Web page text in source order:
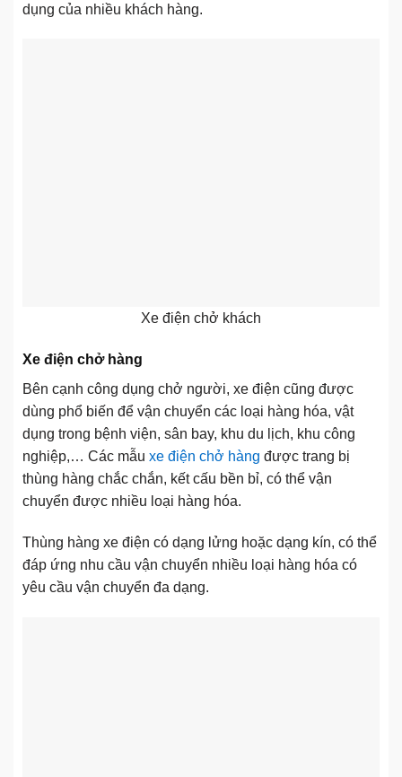
dụng của nhiều khách hàng.
Xe điện chở khách
Xe điện chở hàng
Bên cạnh công dụng chở người, xe điện cũng được
dùng phổ biến để vận chuyển các loại hàng hóa, vật
dụng trong bệnh viện, sân bay, khu du lịch, khu công
nghiệp,… Các mẫu xe điện chở hàng được trang bị
thùng hàng chắc chắn, kết cấu bền bỉ, có thể vận
chuyển được nhiều loại hàng hóa.
Thùng hàng xe điện có dạng lửng hoặc dạng kín, có thể
đáp ứng nhu cầu vận chuyển nhiều loại hàng hóa có
yêu cầu vận chuyển đa dạng.